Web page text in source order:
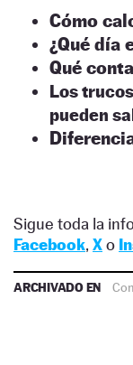
Cómo
¿Qué día
Qué
Los
pueden
Sigue toda la
Facebook, Xo
ARCHIVADO EN